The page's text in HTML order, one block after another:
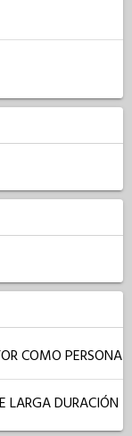
COMO PERSONA
LARGA DURACIÓN